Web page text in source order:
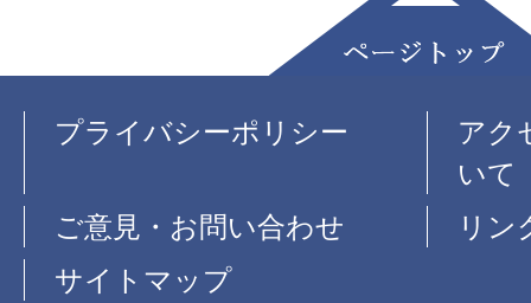
プライバシーポリシー
アク
いて
ご意見・お問い合わせ
リン
サイトマップ